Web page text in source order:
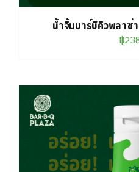
น้ำจิ้มบาร์บีคิวพลาซ่า
฿